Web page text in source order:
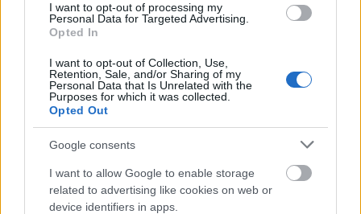
I want to opt-out of processing my
Personal Data for Targeted Advertising.
Opted In
I want to opt-out of Collection, Use,
Retention, Sale, and/or Sharing of my
Personal Data that Is Unrelated with the
Purposes for which it was collected.
Opted Out
Google consents
I want to allow Google to enable storage
related to advertising like cookies on web or
device identifiers in apps.
Ιταλική Μπρεζάολα πάνω σε Μαύρο Πολύσπορο
Ψωμάκι
Γεμιστή με Φρέσκα Σπαράγγια, Blue Cheese
Μους και Τραγανή Μικρή Μοτσαρέλα
Ελαφρά Σοταρισμένα Ραβιόλια